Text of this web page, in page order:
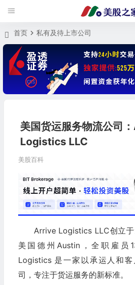
首页 私有及待上市公司
美国货运服务物流公司
Logistics LLC
美股百科
Arrive Logistics LLC创立
美国德州Austin，全职雇员
Logistics 是一家以承运人和
司，专注于货运服务的新标准。